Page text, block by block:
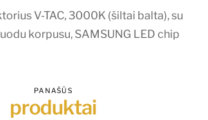
V-TAC, 3000K (šiltai balta), su
korpusu, SAMSUNG LED chip
PANAŠŪS
produktai